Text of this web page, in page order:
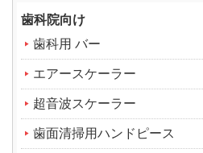
歯科院向け
歯科用 バー
エアースケーラー
超音波スケーラー
歯面清掃用ハンドピース